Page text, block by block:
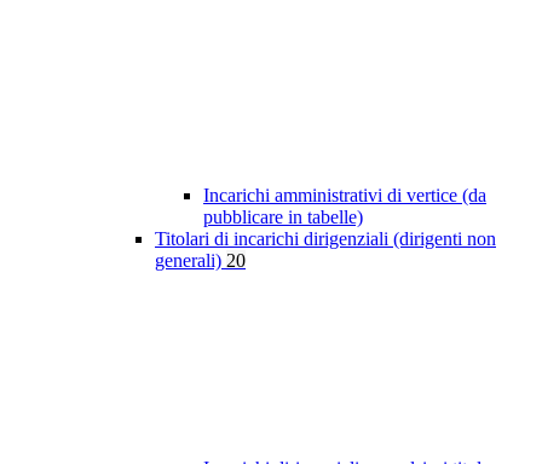
Incarichi amministrativi di vertice (da
pubblicare in tabelle)
Titolari di incarichi dirigenziali (dirigenti non
generali) 20